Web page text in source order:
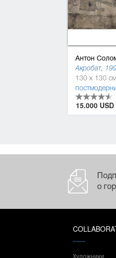
Антон
Акробат,
15.000 USD
о
Художники